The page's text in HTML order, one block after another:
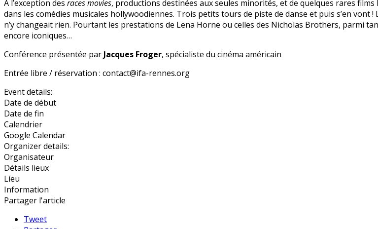
À l’exception des races movies, productions destinées aux seules minorités, et de quelques rares films
dans les comédies musicales hollywoodiennes. Trois petits tours de piste de danse et puis s’en vont
n’y changeait rien. Pourtant les prestations de Lena Horne ou celles des Nicholas Brothers, parmi
encore iconiques…
Conférence présentée par Jacques Froger, spécialiste du cinéma américain
Entrée libre / réservation : contact@ifa-rennes.org
Event details:
Date de début
Date de fin
Calendrier
Google Calendar
Organizer details:
Organisateur
Détails lieux
Lieu
Information
Partager l'article
Tweet